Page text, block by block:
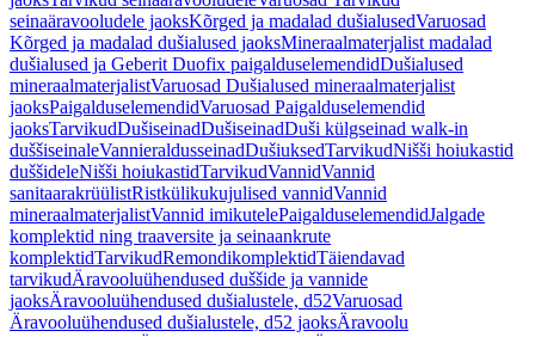
seinaäravooludele jaoksKõrged ja madalad dušialusedVaruosad
Kõrged ja madalad dušialused jaoksMineraalmaterjalist madalad
dušialused ja Geberit Duofix paigalduselemendidDušialused
mineraalmaterjalistVaruosad Dušialused mineraalmaterjalist
jaoksPaigalduselemendidVaruosad Paigalduselemendid
jaoksTarvikudDušiseinadDušiseinadDuši külgseinad walk-in
duššiseinaleVannieraldusseinadDušiuksedTarvikudNišši hoiukastid
duššideleNišši hoiukastidTarvikudVannidVannid
sanitaarakrüülistRistkülikukujulised vannidVannid
mineraalmaterjalistVannid imikutelePaigalduselemendidJalgade
komplektid ning traaversite ja seinaankrute
komplektidTarvikudRemondikomplektidTäiendavad
tarvikudÄravooluühendused duššide ja vannide
jaoksÄravooluühendused dušialustele, d52Varuosad
Äravooluühendused dušialustele, d52 jaoksÄravoolu